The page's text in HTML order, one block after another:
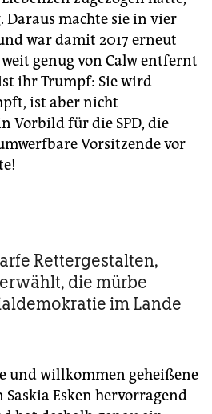
Daraus machte sie in vier
war damit 2017 erneut
genug von Calw entfernt
ihr Trumpf: Sie wird
ist aber nicht
Vorbild für die SPD, die
Vorsitzende vor
Rettergestalten,
die mürbe
im Lande
und willkommen geheißene
Esken hervorragend